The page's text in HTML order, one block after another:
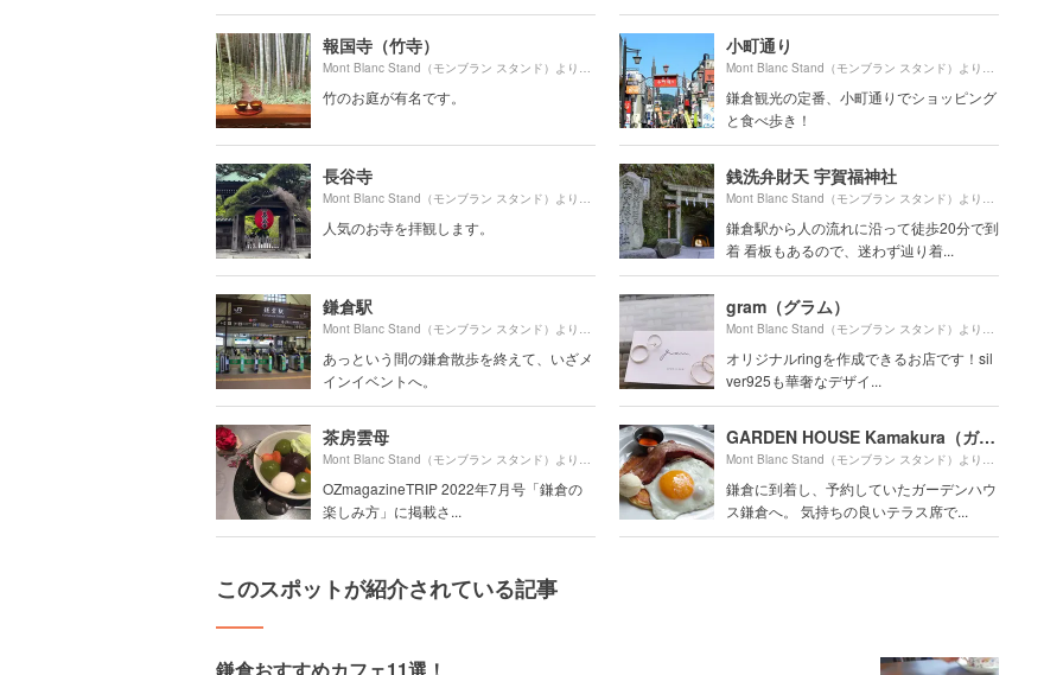
報国寺（竹寺）
Mont Blanc Stand（モンブラン スタンド）より約 1710m（徒歩29分）
竹のお庭が有名です。
小町通り
Mont Blanc Stand（モンブラン スタンド）より約
鎌倉観光の定番、小町通りでショッピング
と食べ歩き！
長谷寺
Mont Blanc Stand（モンブラン スタンド）より約 1690m（徒歩29分）
人気のお寺を拝観します。
銭洗弁財天 宇賀福神社
Mont Blanc Stand（モンブラン スタンド）より約
鎌倉駅から人の流れに沿って徒歩20分で到
着 看板もあるので、迷わず辿り着...
鎌倉駅
Mont Blanc Stand（モンブラン スタンド）より約 （徒歩6分）
あっという間の鎌倉散歩を終えて、いざメ
インイベントへ。
gram（グラム）
Mont Blanc Stand（モンブラン スタンド）より約
オリジナルringを作成できるお店です！sil
ver925も華奢なデザイ...
茶房雲母
Mont Blanc Stand（モンブラン スタンド）より約 800m（徒歩14分）
OZmagazineTRIP 2022年7月号「鎌倉の
楽しみ方」に掲載さ...
GARDEN HOUSE Kamakura（ガーデンハウス）
Mont Blanc Stand（モンブラン スタンド）より約
鎌倉に到着し、予約していたガーデンハウ
ス鎌倉へ。 気持ちの良いテラス席で...
このスポットが紹介されている記事